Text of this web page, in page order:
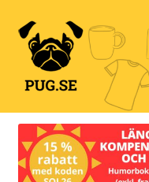
Hoppa
till
navigering
Hoppa
till
innehåll
Varukorg
Våra produkter